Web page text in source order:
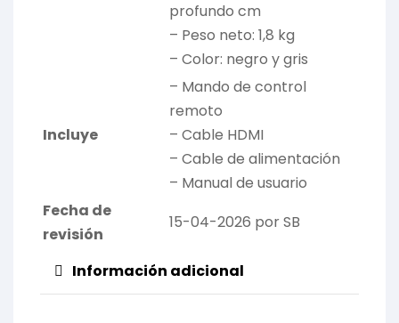
profundo cm
– Peso neto: 1,8 kg
– Color: negro y gris
Incluye
– Mando de control
remoto
– Cable HDMI
– Cable de alimentación
– Manual de usuario
Fecha de
revisión
15-04-2026 por SB
Información adicional